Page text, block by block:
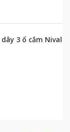
3 ổ cắm Nival